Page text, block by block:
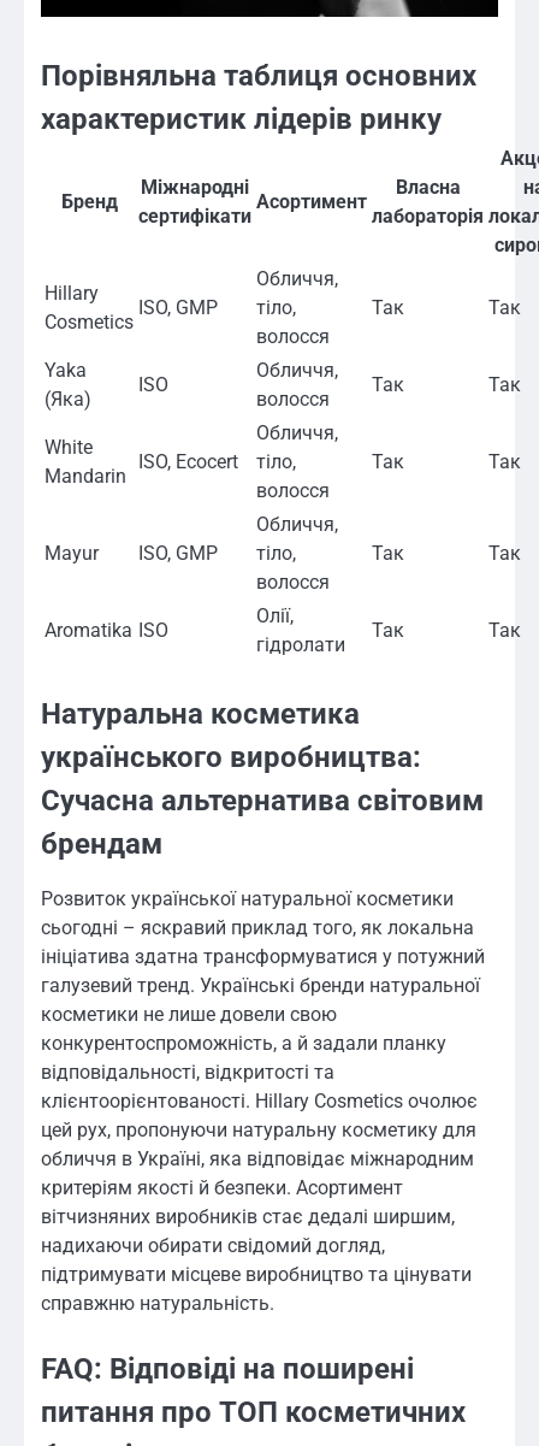
Порівняльна таблиця основних
характеристик лідерів ринку
Бренд
Міжнародні
сертифікати
Асортимент
Власна
лабораторія
Hillary
Cosmetics
ISO, GMP
Обличчя,
тіло,
волосся
Так Так
Yaka
(Яка)
ISO
Обличчя,
волосся
Так Так
White
Mandarin
ISO, Ecocert
Обличчя,
тіло,
волосся
Так Так
Mayur ISO, GMP
Обличчя,
тіло,
волосся
Так Так
Aromatika ISO
Олії,
гідролати
Так Так
Натуральна косметика
українського виробництва:
Сучасна альтернатива світовим
брендам
Розвиток української натуральної косметики
сьогодні – яскравий приклад того, як локальна
ініціатива здатна трансформуватися у потужний
галузевий тренд. Українські бренди натуральної
косметики не лише довели свою
конкурентоспроможність, а й задали планку
відповідальності, відкритості та
клієнтоорієнтованості. Hillary Cosmetics очолює
цей рух, пропонуючи натуральну косметику для
обличчя в Україні, яка відповідає міжнародним
критеріям якості й безпеки. Асортимент
вітчизняних виробників стає дедалі ширшим,
надихаючи обирати свідомий догляд,
підтримувати місцеве виробництво та цінувати
справжню натуральність.
FAQ: Відповіді на поширені
питання про ТОП косметичних